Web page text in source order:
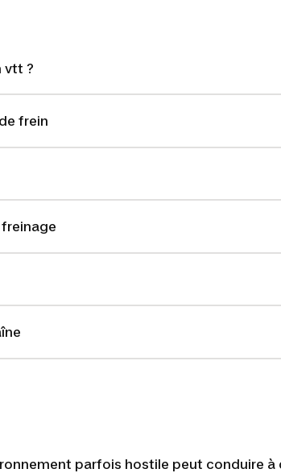
vtt ?
frein
parfois hostile peut conduire à